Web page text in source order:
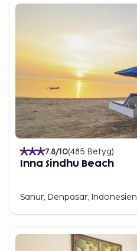
7.8/10(485 Betyg)
Inna Sindhu Beach
Sanur, Denpasar, Indonesien